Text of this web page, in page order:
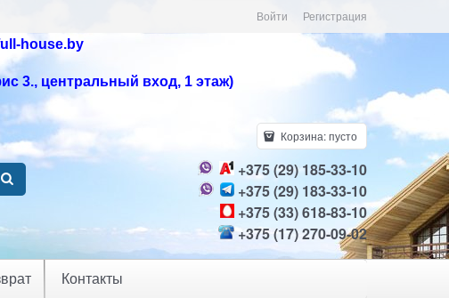
Войти
Регистрация
house.by
3., центральный вход, 1 этаж)
Корзина:пусто
+375 (29) 185-33-10
+375 (29) 183-33-10
+375 (33) 618-83-10
+375 (17) 270-09-02
Контакты